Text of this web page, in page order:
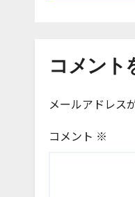
コメント
メールアドレス
コメント ※